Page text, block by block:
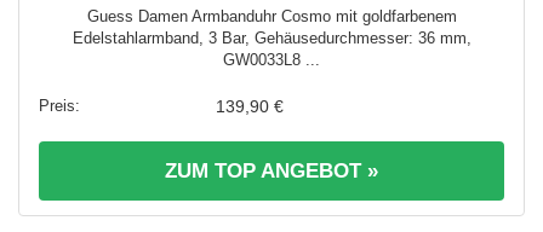
Guess Damen Armbanduhr Cosmo mit goldfarbenem
Edelstahlarmband, 3 Bar, Gehäusedurchmesser: 36 mm,
GW0033L8 ...
139,90 €
ZUM TOP ANGEBOT »